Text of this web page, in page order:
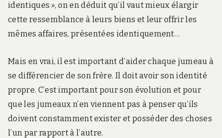
identiques », on en déduit qu’il vaut mieux élargir
cette ressemblance à leurs biens et leur offrir les
mêmes affaires, présentées identiquement…
Mais en vrai, il est important d’aider chaque jumeau à
se différencier de son frère. Il doit avoir son identité
propre. C’est important pour son évolution et pour
que les jumeaux n’en viennent pas à penser qu’ils
doivent constamment exister et posséder des choses
l’un par rapport à l’autre.